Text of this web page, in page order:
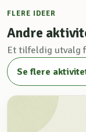
FLERE IDEER
Andre
Et tilfeldig utvalg
Se flere